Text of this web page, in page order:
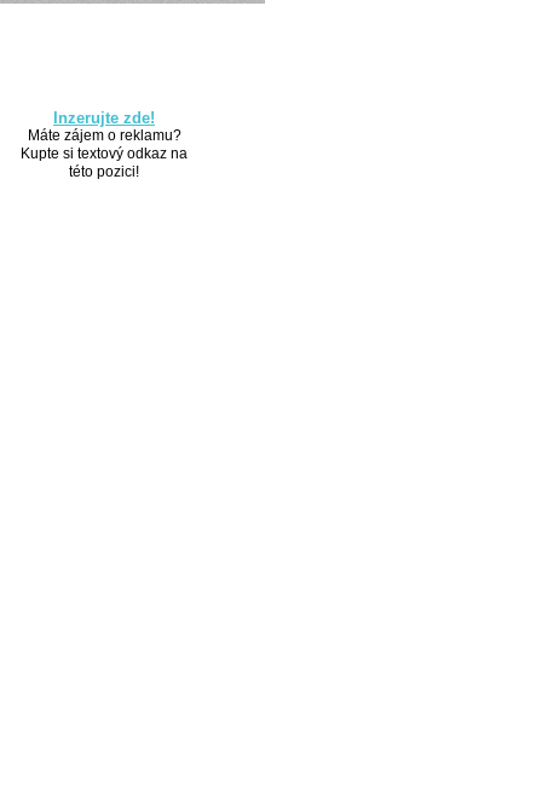
Inzerujte zde!
Máte zájem o reklamu?
Kupte si textový odkaz na
této pozici!